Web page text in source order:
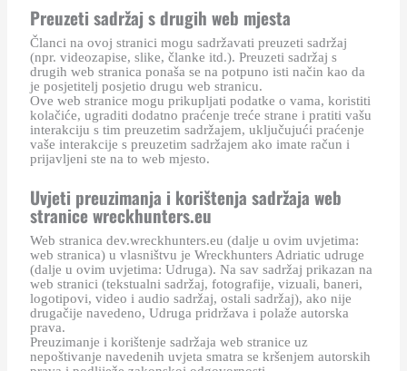
Preuzeti sadržaj s drugih web mjesta
Članci na ovoj stranici mogu sadržavati preuzeti sadržaj
(npr. videozapise, slike, članke itd.). Preuzeti sadržaj s
drugih web stranica ponaša se na potpuno isti način kao da
je posjetitelj posjetio drugu web stranicu.
Ove web stranice mogu prikupljati podatke o vama, koristiti
kolačiće, ugraditi dodatno praćenje treće strane i pratiti vašu
interakciju s tim preuzetim sadržajem, uključujući praćenje
vaše interakcije s preuzetim sadržajem ako imate račun i
prijavljeni ste na to web mjesto.
Uvjeti preuzimanja i korištenja sadržaja web
stranice wreckhunters.eu
Web stranica dev.wreckhunters.eu (dalje u ovim uvjetima:
web stranica) u vlasništvu je Wreckhunters Adriatic udruge
(dalje u ovim uvjetima: Udruga). Na sav sadržaj prikazan na
web stranici (tekstualni sadržaj, fotografije, vizuali, baneri,
logotipovi, video i audio sadržaj, ostali sadržaj), ako nije
drugačije navedeno, Udruga pridržava i polaže autorska
prava.
Preuzimanje i korištenje sadržaja web stranice uz
nepoštivanje navedenih uvjeta smatra se kršenjem autorskih